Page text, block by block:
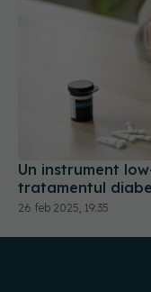
Un instrument
tratamentul
26 feb 2025, 19:35